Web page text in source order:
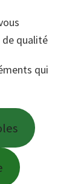
qualité
qui